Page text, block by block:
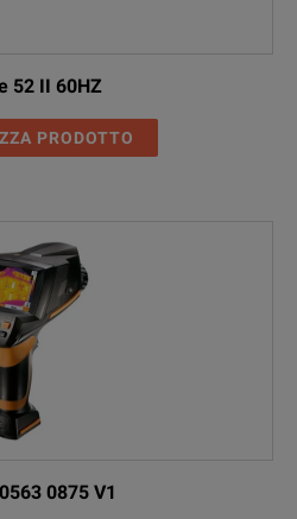
52 II 60HZ
PRODOTTO
0875 V1